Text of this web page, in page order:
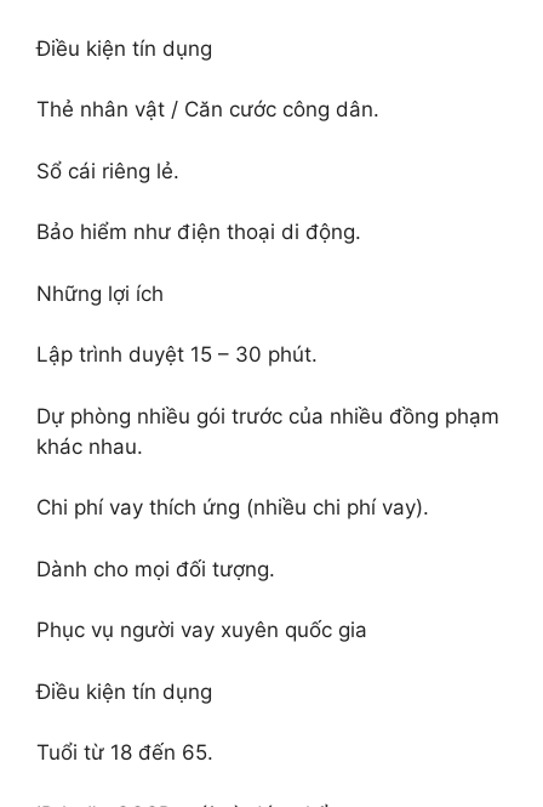
Điều kiện tín dụng
Thẻ nhân vật / Căn cước công dân.
Sổ cái riêng lẻ.
Bảo hiểm như điện thoại di động.
Những lợi ích
Lập trình duyệt 15 – 30 phút.
Dự phòng nhiều gói trước của nhiều đồng phạm
khác nhau.
Chi phí vay thích ứng (nhiều chi phí vay).
Dành cho mọi đối tượng.
Phục vụ người vay xuyên quốc gia
Điều kiện tín dụng
Tuổi từ 18 đến 65.